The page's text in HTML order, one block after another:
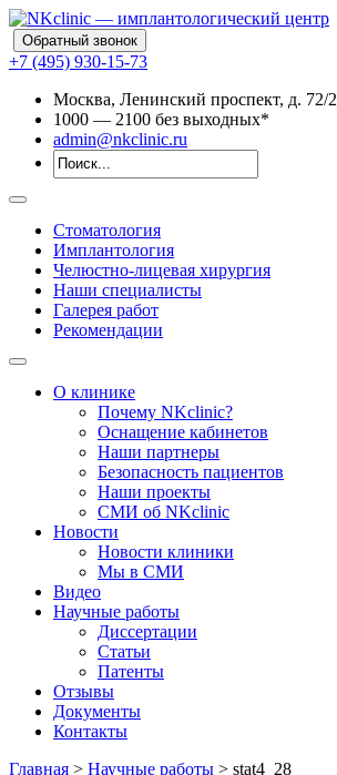
Обратный звонок
+7 (495) 930-15-73
Москва, Ленинский проспект, д. 72/2
1000 — 2100 без выходных*
admin@nkclinic.ru
Стоматология
Имплантология
Челюстно-лицевая хирургия
Наши специалисты
Галерея работ
Рекомендации
О клинике
Почему NKclinic?
Оснащение кабинетов
Наши партнеры
Безопасность пациентов
Наши проекты
СМИ об NKclinic
Новости
Новости клиники
Мы в СМИ
Видео
Научные работы
Диссертации
Статьи
Патенты
Отзывы
Документы
Контакты
Главная > Научные работы > stat4_28